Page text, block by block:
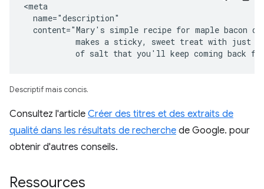
<meta
  name="description"
content="Mary's simple recipe for maple bacon
makes a sticky, sweet treat with just a
of salt that you'll keep coming back
Descriptif mais concis.
Consultez l'article Créer des titres et des extraits de
qualité dans les résultats de recherche de Google. pour
obtenir d'autres conseils.
Ressources